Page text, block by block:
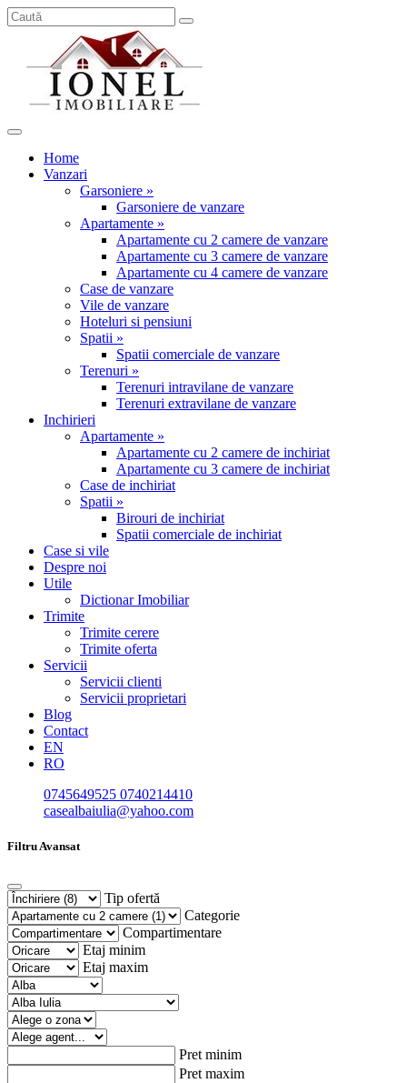
Home
Vanzari
Garsoniere »
Garsoniere de vanzare
Apartamente »
Apartamente cu 2 camere de vanzare
Apartamente cu 3 camere de vanzare
Apartamente cu 4 camere de vanzare
Case de vanzare
Vile de vanzare
Hoteluri si pensiuni
Spatii »
Spatii comerciale de vanzare
Terenuri »
Terenuri intravilane de vanzare
Terenuri extravilane de vanzare
Inchirieri
Apartamente »
Apartamente cu 2 camere de inchiriat
Apartamente cu 3 camere de inchiriat
Case de inchiriat
Spatii »
Birouri de inchiriat
Spatii comerciale de inchiriat
Case si vile
Despre noi
Utile
Dictionar Imobiliar
Trimite
Trimite cerere
Trimite oferta
Servicii
Servicii clienti
Servicii proprietari
Blog
Contact
EN
RO
0745649525 0740214410
casealbaiulia@yahoo.com
Filtru Avansat
Tip ofertă
Categorie
Compartimentare
Etaj minim
Etaj maxim
Pret minim
Pret maxim